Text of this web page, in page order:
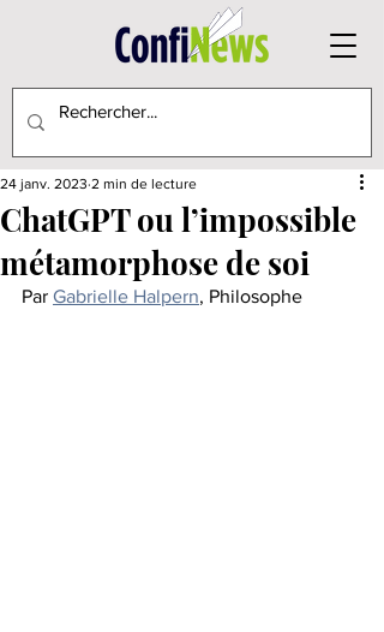
ChatGPT ou l’impossible
métamorphose de soi
24 janv. 2023 2 min de lecture
Par Gabrielle Halpern, Philosophe